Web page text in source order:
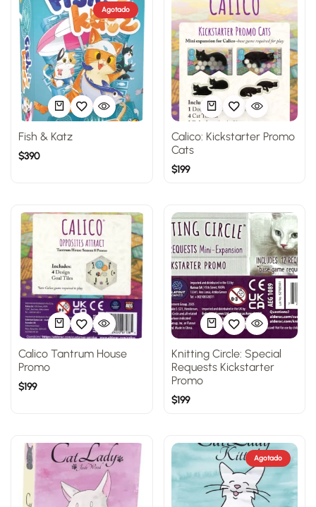
Agotado
Fish & Katz
$390
Calico: Kickstarter Promo
Cats
$199
Calico Tantrum House
Promo
$199
Knitting Circle: Special
Requests Kickstarter
Promo
$199
Agotado